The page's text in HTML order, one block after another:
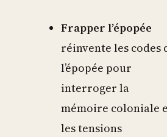
Frapper l’épopée
réinvente les codes
l’épopée pour
interroger la
mémoire coloniale
les tensions